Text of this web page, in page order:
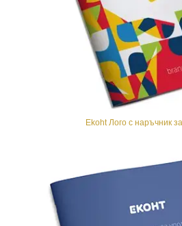
Ekoht Лого с наръчник